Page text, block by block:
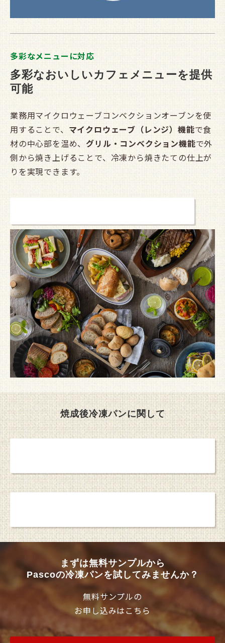
多彩なメニューに対応
多彩なおいしいカフェメニューを提供
可能
業務用マイクロウェーブコンベクションオーブンを使
用することで、 マイクロウェーブ（レンジ）機能で食
材の中心部を温め、 グリル・コンベクション機能で外
側から焼き上げることで、冷凍から焼きたての仕上が
りを実現できます。
焼成後冷凍パンに関して
まずは無料サンプルから
Pascoの冷凍パンを試してみませんか？
無料サンプルの
お申し込みはこちら